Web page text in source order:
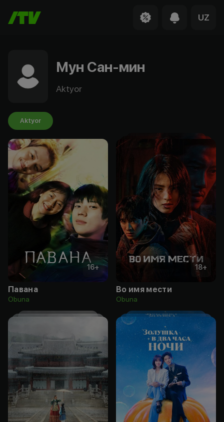
UZ
Мун Сан-мин
Aktyor
Aktyor
16+
Павана
Obuna
18+
Во имя мести
Obuna